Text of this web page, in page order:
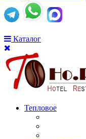
Каталог
Тепловое